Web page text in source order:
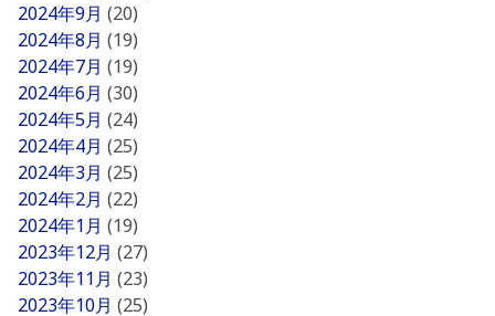
2024年9月 (20)
2024年8月 (19)
2024年7月 (19)
2024年6月 (30)
2024年5月 (24)
2024年4月 (25)
2024年3月 (25)
2024年2月 (22)
2024年1月 (19)
2023年12月 (27)
2023年11月 (23)
2023年10月 (25)